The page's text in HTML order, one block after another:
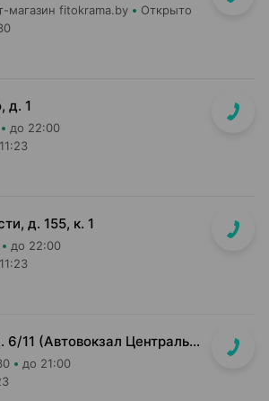
магазин fitokrama.by Открыто
д. 1
до 22:00
д. 155, к. 1
до 22:00
ул. Бобруйская, д. 6/11 (Автовокзал Центральный)
до 21:00